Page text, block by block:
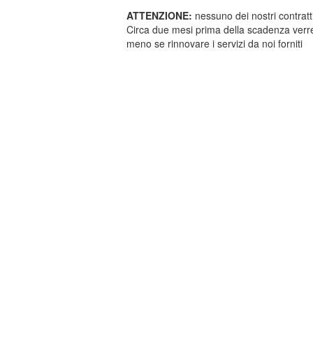
ATTENZIONE: nessuno dei nostri
Circa due mesi prima della scadenza
meno se rinnovare i servizi da noi forniti